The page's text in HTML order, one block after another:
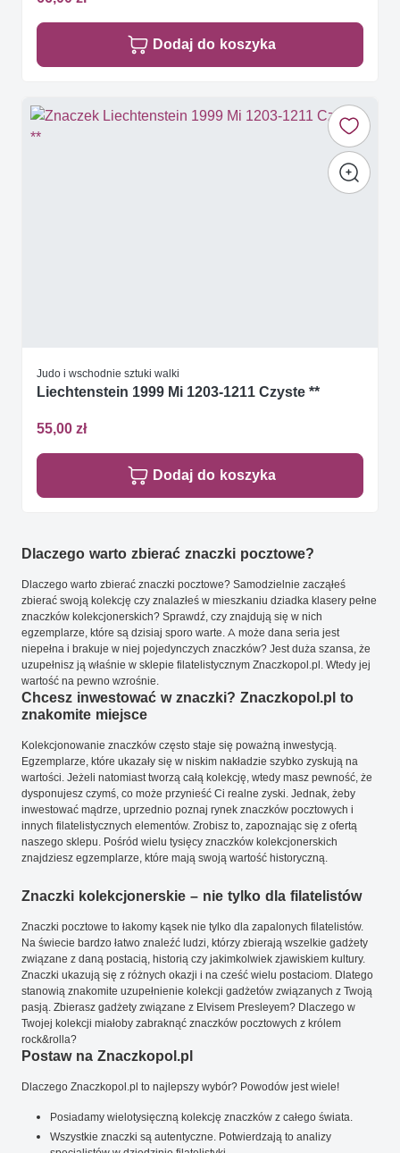
Dodaj do koszyka
Judo i wschodnie sztuki walki
Liechtenstein 1999 Mi 1203-1211 Czyste **
55,00 zł
Dodaj do koszyka
Dlaczego warto zbierać znaczki pocztowe?
Dlaczego warto zbierać znaczki pocztowe? Samodzielnie zacząłeś
zbierać swoją kolekcję czy znalazłeś w mieszkaniu dziadka klasery pełne
znaczków kolekcjonerskich? Sprawdź, czy znajdują się w nich
egzemplarze, które są dzisiaj sporo warte. A może dana seria jest
niepełna i brakuje w niej pojedynczych znaczków? Jest duża szansa, że
uzupełnisz ją właśnie w sklepie filatelistycznym Znaczkopol.pl. Wtedy jej
wartość na pewno wzrośnie.
Chcesz inwestować w znaczki? Znaczkopol.pl to
znakomite miejsce
Kolekcjonowanie znaczków często staje się poważną inwestycją.
Egzemplarze, które ukazały się w niskim nakładzie szybko zyskują na
wartości. Jeżeli natomiast tworzą całą kolekcję, wtedy masz pewność, że
dysponujesz czymś, co może przynieść Ci realne zyski. Jednak, żeby
inwestować mądrze, uprzednio poznaj rynek znaczków pocztowych i
innych filatelistycznych elementów. Zrobisz to, zapoznając się z ofertą
naszego sklepu. Pośród wielu tysięcy znaczków kolekcjonerskich
znajdziesz egzemplarze, które mają swoją wartość historyczną.
Znaczki kolekcjonerskie – nie tylko dla filatelistów
Znaczki pocztowe to łakomy kąsek nie tylko dla zapalonych filatelistów.
Na świecie bardzo łatwo znaleźć ludzi, którzy zbierają wszelkie gadżety
związane z daną postacią, historią czy jakimkolwiek zjawiskiem kultury.
Znaczki ukazują się z różnych okazji i na cześć wielu postaciom. Dlatego
stanowią znakomite uzupełnienie kolekcji gadżetów związanych z Twoją
pasją. Zbierasz gadżety związane z Elvisem Presleyem? Dlaczego w
Twojej kolekcji miałoby zabraknąć znaczków pocztowych z królem
rock&rolla?
Postaw na Znaczkopol.pl
Dlaczego Znaczkopol.pl to najlepszy wybór? Powodów jest wiele!
Posiadamy wielotysięczną kolekcję znaczków z całego świata.
Wszystkie znaczki są autentyczne. Potwierdzają to analizy